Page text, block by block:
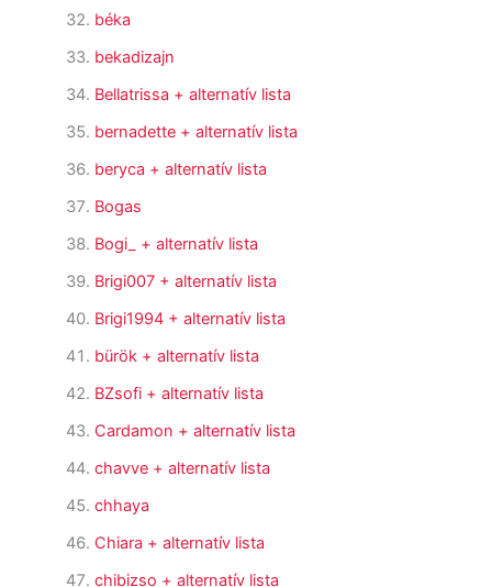
béka
bekadizajn
Bellatrissa + alternatív lista
bernadette + alternatív lista
beryca + alternatív lista
Bogas
Bogi_ + alternatív lista
Brigi007 + alternatív lista
Brigi1994 + alternatív lista
bürök + alternatív lista
BZsofi + alternatív lista
Cardamon + alternatív lista
chavve + alternatív lista
chhaya
Chiara + alternatív lista
chibizso + alternatív lista